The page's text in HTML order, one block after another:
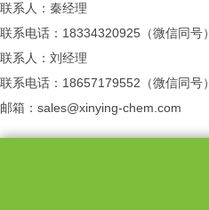
联系人：秦经理
联系电话：18334320925（微信同号）
联系人：刘经理
联系电话：18657179552（微信同号）
邮箱：sales@xinying-chem.com